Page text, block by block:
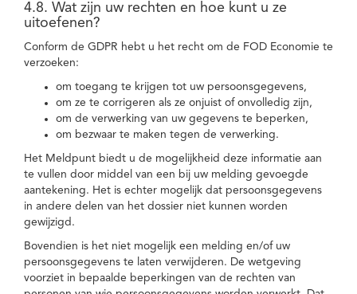
4.8. Wat zijn uw rechten en hoe kunt u ze
uitoefenen?
Conform de GDPR hebt u het recht om de FOD Economie te
verzoeken:
om toegang te krijgen tot uw persoonsgegevens,
om ze te corrigeren als ze onjuist of onvolledig zijn,
om de verwerking van uw gegevens te beperken,
om bezwaar te maken tegen de verwerking.
Het Meldpunt biedt u de mogelijkheid deze informatie aan
te vullen door middel van een bij uw melding gevoegde
aantekening. Het is echter mogelijk dat persoonsgegevens
in andere delen van het dossier niet kunnen worden
gewijzigd.
Bovendien is het niet mogelijk een melding en/of uw
persoonsgegevens te laten verwijderen. De wetgeving
voorziet in bepaalde beperkingen van de rechten van